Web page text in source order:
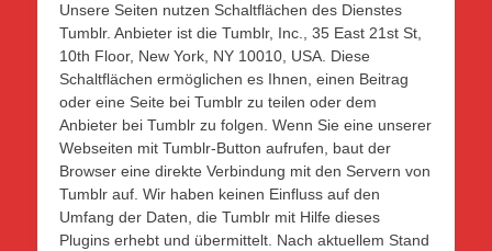
Unsere Seiten nutzen Schaltflächen des Dienstes
Tumblr. Anbieter ist die Tumblr, Inc., 35 East 21st St,
10th Floor, New York, NY 10010, USA. Diese
Schaltflächen ermöglichen es Ihnen, einen Beitrag
oder eine Seite bei Tumblr zu teilen oder dem
Anbieter bei Tumblr zu folgen. Wenn Sie eine unserer
Webseiten mit Tumblr-Button aufrufen, baut der
Browser eine direkte Verbindung mit den Servern von
Tumblr auf. Wir haben keinen Einfluss auf den
Umfang der Daten, die Tumblr mit Hilfe dieses
Plugins erhebt und übermittelt. Nach aktuellem Stand